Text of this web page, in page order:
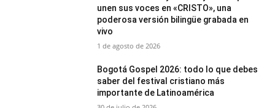
unen sus voces en «CRISTO», una
poderosa versión bilingüe grabada en
vivo
1 de agosto de 2026
Bogotá Gospel 2026: todo lo que debes
saber del festival cristiano más
importante de Latinoamérica